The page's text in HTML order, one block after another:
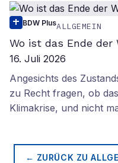
BDW PlusALLGEMEIN
Wo ist das Ende der
16. Juli 2026
Angesichts des
zu Recht fragen, ob
Klimakrise, und nicht
← ZURÜCK ZU